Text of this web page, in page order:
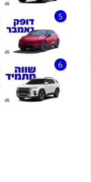
5
6